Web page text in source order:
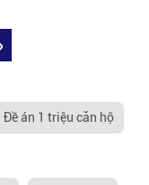
Đề án 1 triệu căn hộ